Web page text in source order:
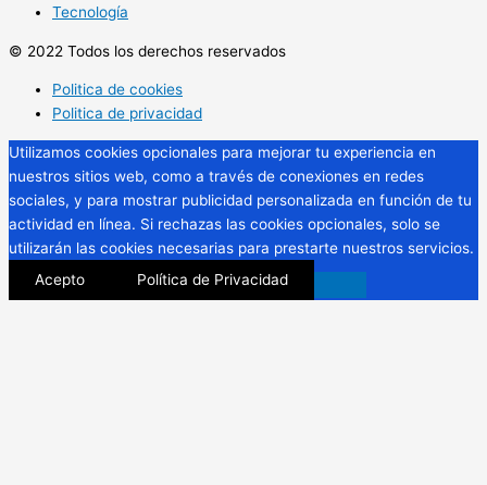
Tecnología
© 2022 Todos los derechos reservados
Politica de cookies
Politica de privacidad
Utilizamos cookies opcionales para mejorar tu experiencia en
nuestros sitios web, como a través de conexiones en redes
sociales, y para mostrar publicidad personalizada en función de tu
actividad en línea. Si rechazas las cookies opcionales, solo se
utilizarán las cookies necesarias para prestarte nuestros servicios.
Acepto
Política de Privacidad